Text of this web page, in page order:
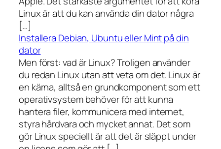
Linux är att du kan använda din dator några
[…]
Installera Debian, Ubuntu eller Mint på din
dator
Men först: vad är Linux? Troligen använder
du redan Linux utan att veta om det. Linux är
en kärna, alltså en grundkomponent som ett
operativsystem behöver för att kunna
hantera filer, kommunicera med internet,
styra hårdvara och mycket annat. Det som
gör Linux speciellt är att det är släppt under